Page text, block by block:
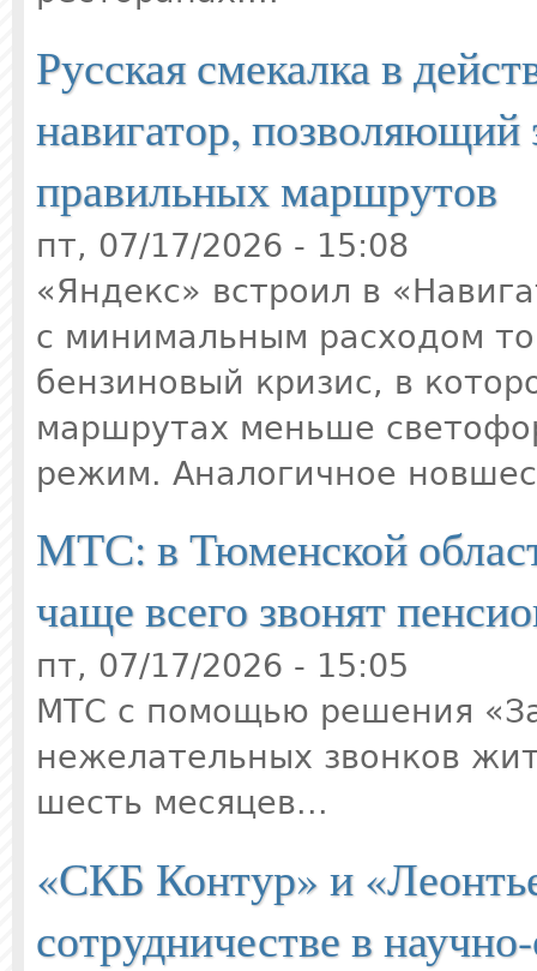
Русская смекалка в
навигатор, позволяющий
правильных маршрутов
пт, 07/17/2026 - 15:08
«Яндекс» встроил в
с минимальным расходом
бензиновый кризис, в
маршрутах меньше
режим. Аналогичное
МТС: в Тюменской
чаще всего звонят
пт, 07/17/2026 - 15:05
МТС с помощью решения
нежелательных звонков
шесть месяцев...
«СКБ Контур» и
сотрудничестве в